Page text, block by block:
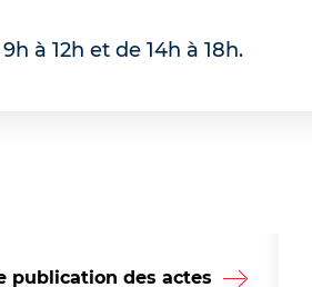
à 12h et de 14h à 18h.
publication des actes